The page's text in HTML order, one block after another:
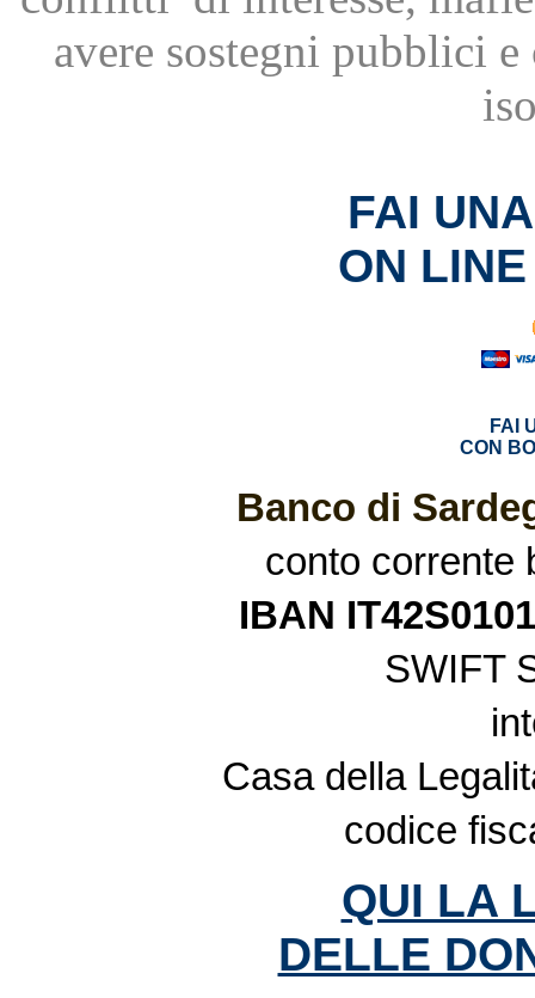
avere sostegni pubblici
FAI
ON
FAI
CON
Banco di
conto corrente
IBAN
SWIFT
Casa della
codice
QUI LA
DELLE